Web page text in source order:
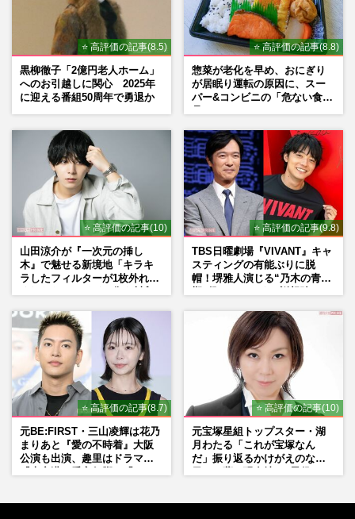
⭐ 高評価の記事(8.5)
黒柳徹子「2億円老人ホーム」
へのお引越しに関心 2025年
に迎える番組50周年で勇退か
⭐ 高評価の記事(8.8)
惣菜が老化を早め、おにぎり
が居眠り運転の原因に、スー
パー&コンビニの「危ない食
⭐ 高評価の記事(10)
山田涼介が『一次元の挿し
木』で魅せる新境地「キラキ
ラしたフィルターが1枚外れて
⭐ 高評価の記事(9.8)
TBS日曜劇場『VIVANT』キャ
スティングの有能ぶりに脱
帽！堺雅人演じる“乃木の青年
マン長男・櫻井海音だった
⭐ 高評価の記事(8.7)
元BE:FIRST・三山凌輝は花乃
まりあと『愛の不時着』大阪
公演も出演、趣里はドラマ
⭐ 高評価の記事(10)
元宝塚星組トップスター・湖
月わたる「これが宝塚なん
だ」振り返るかけがえのない